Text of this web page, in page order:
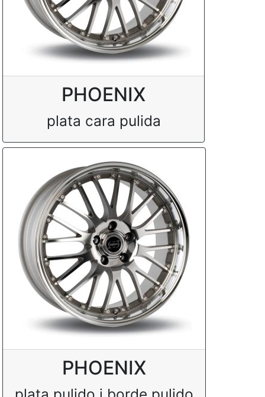
PHOENIX
plata cara pulida
PHOENIX